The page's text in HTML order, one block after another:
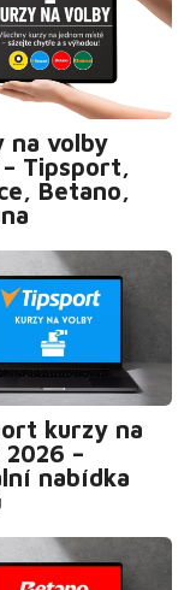
na volby
Tipsport,
Betano,
kurzy na
–
nabídka